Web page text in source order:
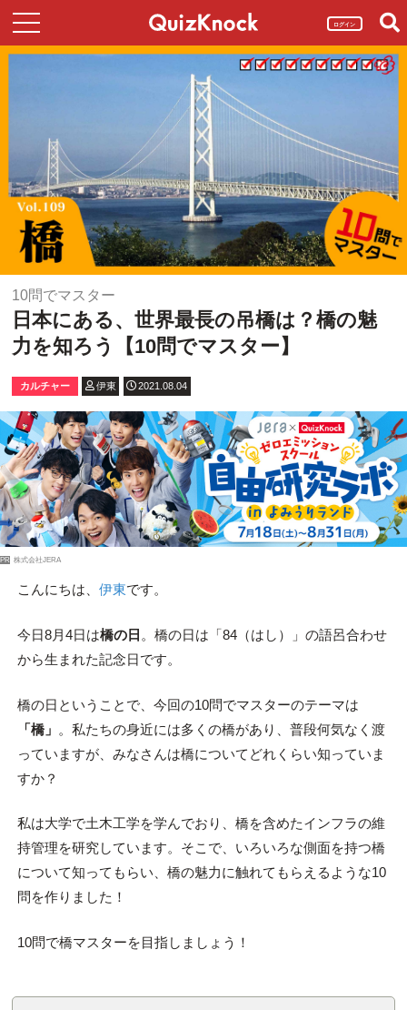
ログイン
10問でマスター
日本にある、世界最長の吊橋は？橋の魅
力を知ろう【10問でマスター】
カルチャー 伊東 2021.08.04
PR 株式会社JERA
こんにちは、 伊東です。
今日8月4日は橋の日 。橋の日は「84（はし）」の語呂合わせ
から生まれた記念日です。
橋の日ということで、今回の10問でマスターのテーマは
「橋」 。私たちの身近には多くの橋があり、普段何気なく渡
っていますが、みなさんは橋についてどれくらい知っていま
すか？
私は大学で土木工学を学んでおり、橋を含めたインフラの維
持管理を研究しています。そこで、いろいろな側面を持つ橋
について知ってもらい、橋の魅力に触れてもらえるような10
問を作りました！
10問で橋マスターを目指しましょう！